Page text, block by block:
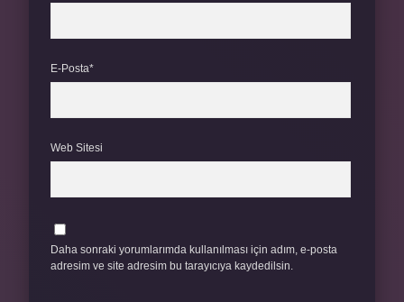
E-Posta*
Web Sitesi
Daha sonraki yorumlarımda kullanılması için adım, e-posta
adresim ve site adresim bu tarayıcıya kaydedilsin.